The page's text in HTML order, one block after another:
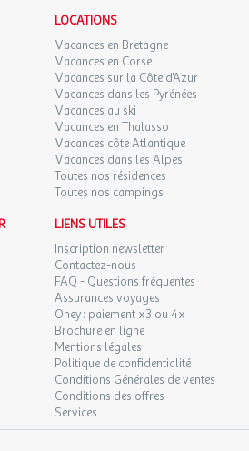
LOCATIONS
Vacances en Bretagne
Vacances en Corse
Vacances sur la Côte d'Azur
Vacances dans les Pyrénées
Vacances au ski
Vacances en Thalasso
Vacances côte Atlantique
Vacances dans les Alpes
Toutes nos résidences
Toutes nos campings
LIENS UTILES
Inscription newsletter
Contactez-nous
FAQ - Questions fréquentes
Assurances voyages
Oney : paiement x3 ou 4x
Brochure en ligne
Mentions légales
Politique de confidentialité
Conditions Générales de ventes
Conditions des offres
Services